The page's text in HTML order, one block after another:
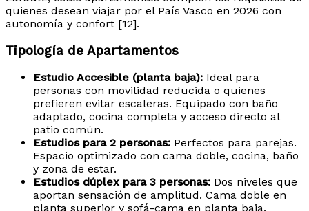
quienes desean viajar por el País Vasco en 2026 con
autonomía y confort [12].
Tipología de Apartamentos
Estudio Accesible (planta baja): Ideal para
personas con movilidad reducida o quienes
prefieren evitar escaleras. Equipado con baño
adaptado, cocina completa y acceso directo al
patio común.
Estudios para 2 personas: Perfectos para parejas.
Espacio optimizado con cama doble, cocina, baño
y zona de estar.
Estudios dúplex para 3 personas: Dos niveles que
aportan sensación de amplitud. Cama doble en
planta superior y sofá-cama en planta baja.